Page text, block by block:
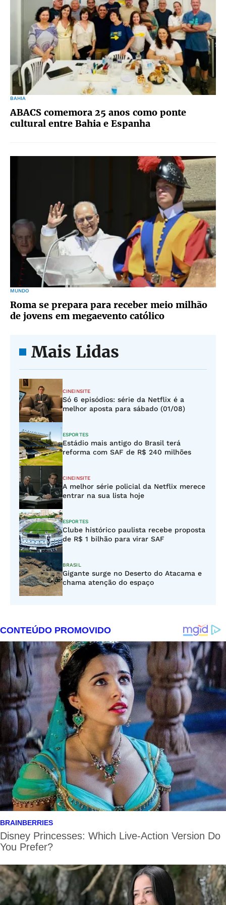
BAHIA
ABACS comemora 25 anos como ponte
cultural entre Bahia e Espanha
MUNDO
Roma se prepara para receber meio milhão
de jovens em megaevento católico
Mais Lidas
CINEINSITE
Só 6 episódios: série da Netflix é a
melhor aposta para sábado (01/08)
ESPORTES
Estádio mais antigo do Brasil terá
reforma com SAF de R$ 240 milhões
CINEINSITE
A melhor série policial da Netflix merece
entrar na sua lista hoje
ESPORTES
Clube histórico paulista recebe proposta
de R$ 1 bilhão para virar SAF
BRASIL
Gigante surge no Deserto do Atacama e
chama atenção do espaço